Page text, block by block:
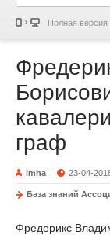
Полная версия
граф
imha 23-04-
База знаний
Фредерикс